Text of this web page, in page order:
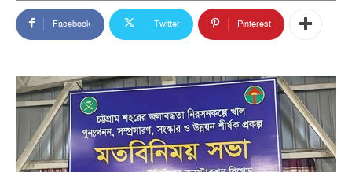
Facebook Twitter Pinterest